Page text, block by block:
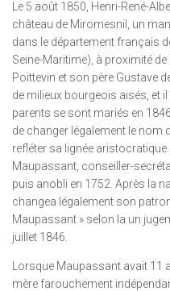
Le 5 août 1850, Henri-René-
château de Miromesnil, un
dans le département français
Seine-Maritime), à ​​proximité de
Poittevin et son père Gustave
de milieux bourgeois aisés, et
parents se sont mariés en
de changer légalement le nom
refléter sa lignée
Maupassant, conseiller-
puis anobli en 1752. Après la
changea légalement son
Maupassant » selon la un
juillet 1846.
Lorsque Maupassant avait 11
mère farouchement